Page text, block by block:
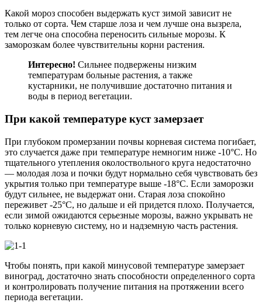
Какой мороз способен выдержать куст зимой зависит не
только от сорта. Чем старше лоза и чем лучше она вызрела,
тем легче она способна переносить сильные морозы. К
заморозкам более чувствительны корни растения.
Интересно! Сильнее подвержены низким
температурам больные растения, а также
кустарники, не получившие достаточно питания и
воды в период вегетации.
При какой температуре куст замерзает
При глубоком промерзании почвы корневая система погибает,
это случается даже при температуре немногим ниже -10°С. Но
тщательного утепления околоствольного круга недостаточно
— молодая лоза и почки будут нормально себя чувствовать без
укрытия только при температуре выше -18°С. Если заморозки
будут сильнее, не выдержат они. Старая лоза спокойно
переживет -25°С, но дальше и ей придется плохо. Получается,
если зимой ожидаются серьезные морозы, важно укрывать не
только корневую систему, но и надземную часть растения.
Чтобы понять, при какой минусовой температуре замерзает
виноград, достаточно знать способности определенного сорта
и контролировать получение питания на протяжении всего
периода вегетации.